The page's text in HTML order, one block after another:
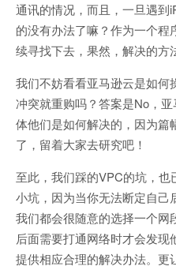
通讯的情况，而且，一旦遇到
的没有办法了嘛？作为一个
续寻找下去，果然，解决的方
我们不妨看看亚马逊云是如何
冲突就重购吗？答案是No，
体他们是如何解决的，因为
了，留着大家去研究吧！
至此，我们踩的VPC的坑，
小坑，因为当你无法断定自己
我们都会很随意的选择一个
后面需要打通网络时才会发
提供相应合理的解决办法。更